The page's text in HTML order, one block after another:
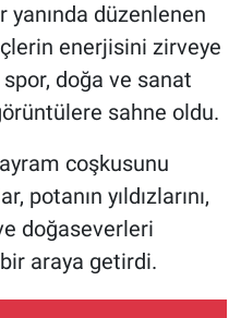
yanında düzenlenen
enerjisini zirveye
doğa ve sanat
sahne oldu.
coşkusunu
potanın yıldızlarını,
doğaseverleri
araya getirdi.